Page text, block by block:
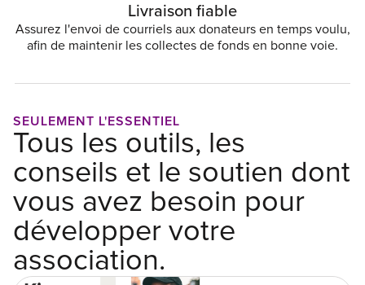
Livraison fiable
Assurez l'envoi de courriels aux donateurs en temps voulu,
afin de maintenir les collectes de fonds en bonne voie.
SEULEMENT L'ESSENTIEL
Tous les outils, les
conseils et le soutien dont
vous avez besoin pour
développer votre
association.